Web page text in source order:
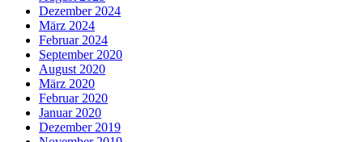
Dezember 2024
März 2024
Februar 2024
September 2020
August 2020
März 2020
Februar 2020
Januar 2020
Dezember 2019